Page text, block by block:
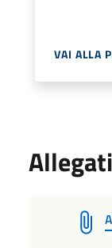
VAI ALLA
Allegati